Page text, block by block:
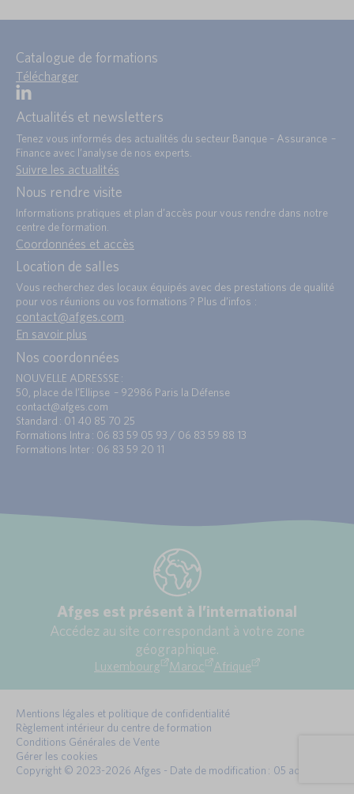
Catalogue de formations
Télécharger
Actualités et newsletters
Tenez vous informés des actualités du secteur Banque – Assurance –
Finance avec l’analyse de nos experts.
Suivre les actualités
Nous rendre visite
Informations pratiques et plan d’accès pour vous rendre dans notre
centre de formation.
Coordonnées et accès
Location de salles
Vous recherchez des locaux équipés avec des prestations de qualité
pour vos réunions ou vos formations ? Plus d’infos :
contact@afges.com.
En savoir plus
Nos coordonnées
NOUVELLE ADRESSSE :
50, place de l’Ellipse – 92986 Paris la Défense
contact@afges.com
Standard : 01 40 85 70 25
Formations Intra : 06 83 59 05 93 / 06 83 59 88 13
Formations Inter : 06 83 59 20 11
Afges est présent à l’international
Accédez au site correspondant à votre zone
géographique.
Luxembourg Maroc Afrique
Mentions légales et politique de confidentialité
Règlement intérieur du centre de formation
Conditions Générales de Vente
Gérer les cookies
Copyright © 2023-2026 Afges - Date de modification : 05 août 2026